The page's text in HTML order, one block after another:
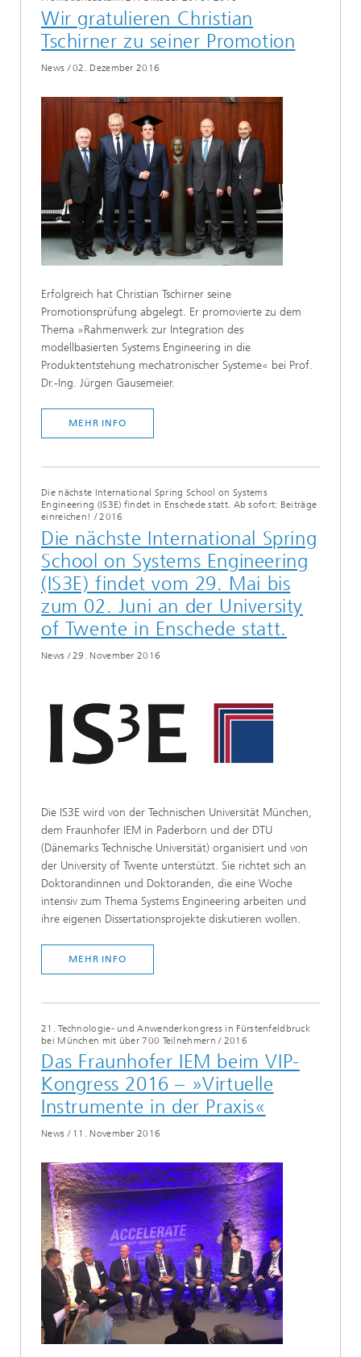
Wir gratulieren Christian
Tschirner zu seiner Promotion
News /02. Dezember 2016
Erfolgreich hat Christian Tschirner seine
Promotionsprüfung abgelegt. Er promovierte zu dem
Thema »Rahmenwerk zur Integration des
modellbasierten Systems Engineering in die
Produktentstehung mechatronischer Systeme« bei Prof.
Dr.-Ing. Jürgen Gausemeier.
MEHR INFO
Die nächste International Spring School on Systems
Engineering (IS3E) findet in Enschede statt. Ab sofort: Beiträge
einreichen! /2016
Die nächste International Spring
School on Systems Engineering
(IS3E) findet vom 29. Mai bis
zum 02. Juni an der University
of Twente in Enschede statt.
News /29. November 2016
Die IS3E wird von der Technischen Universität München,
dem Fraunhofer IEM in Paderborn und der DTU
(Dänemarks Technische Universität) organisiert und von
der University of Twente unterstützt. Sie richtet sich an
Doktorandinnen und Doktoranden, die eine Woche
intensiv zum Thema Systems Engineering arbeiten und
ihre eigenen Dissertationsprojekte diskutieren wollen.
MEHR INFO
21. Technologie- und Anwenderkongress in Fürstenfeldbruck
bei München mit über 700 Teilnehmern / 2016
Das Fraunhofer IEM beim VIP-
Kongress 2016 – »Virtuelle
Instrumente in der Praxis«
News / 11. November 2016